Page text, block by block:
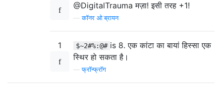
@DigitalTrauma मज़ा! इसी तरह +1!
—कॉनर ओ'ब्रायन
1 $~2#%:@# is 8. एक कांटा का बायां हिस्सा एक
स्थिर हो सकता है।
—फ्रॉन्फ्रॉग